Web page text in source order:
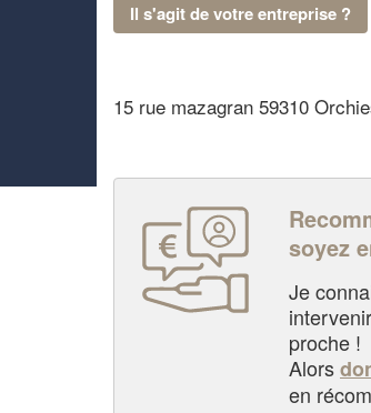
Il s'agit de votre entreprise ?
15 rue mazagran 59310
soyez
Je
proche !
Alors
en